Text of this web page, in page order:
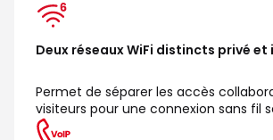
Deux réseaux WiFi distincts privé et
Permet de séparer les accès
visiteurs pour une connexion sans fil